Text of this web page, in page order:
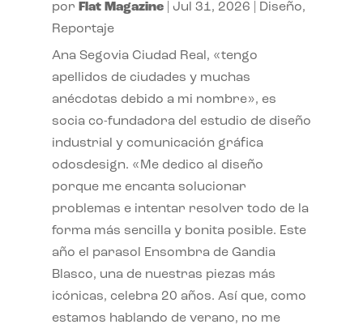
por Flat Magazine| Jul 31, 2026 Diseño,
Reportaje
Ana Segovia Ciudad Real, «tengo
apellidos de ciudades y muchas
anécdotas debido a mi nombre», es
socia co-fundadora del estudio de diseño
industrial y comunicación gráfica
odosdesign. «Me dedico al diseño
porque me encanta solucionar
problemas e intentar resolver todo de la
forma más sencilla y bonita posible. Este
año el parasol Ensombra de Gandia
Blasco, una de nuestras piezas más
icónicas, celebra 20 años. Así que, como
estamos hablando de verano, no me